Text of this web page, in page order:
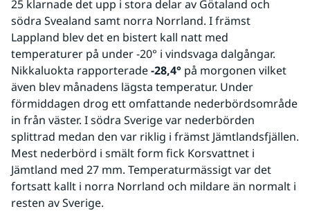
25 klarnade det upp i stora delar av Götaland och
södra Svealand samt norra Norrland. I främst
Lappland blev det en bistert kall natt med
temperaturer på under -20° i vindsvaga dalgångar.
Nikkaluokta rapporterade -28,4° på morgonen vilket
även blev månadens lägsta temperatur. Under
förmiddagen drog ett omfattande nederbördsområde
in från väster. I södra Sverige var nederbörden
splittrad medan den var riklig i främst Jämtlandsfjällen.
Mest nederbörd i smält form fick Korsvattnet i
Jämtland med 27 mm. Temperaturmässigt var det
fortsatt kallt i norra Norrland och mildare än normalt i
resten av Sverige.